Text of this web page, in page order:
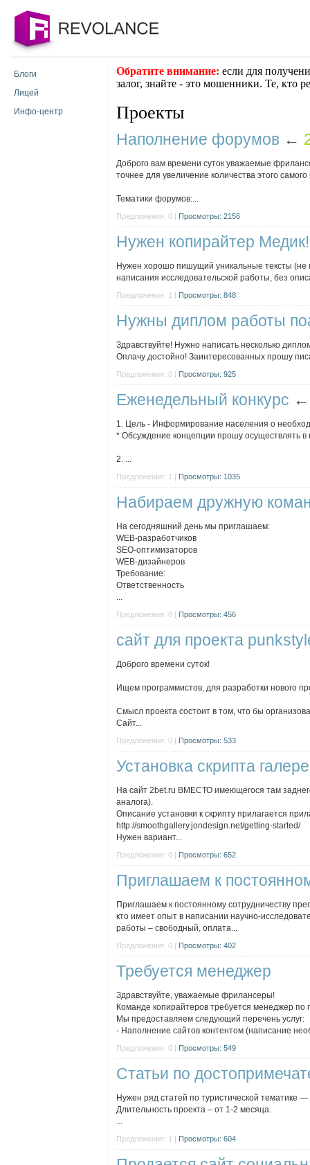
Блоги
Лицей
Инфо-центр
Обратите внимание: если для
залог, знайте - это мошенники. Те, кто
Проекты
Наполнение форумов ←
Доброго вам времени суток уважаемые
точнее для увеличение количества этого
Тематики форумов:...
Предложения: 0 | Просмотры: 2156
Нужен копирайтер Медик!
Нужен хорошо пишущий уникальные тексты
написания исследовательской работы, без
Предложения: 1 | Просмотры: 848
Нужны диплом работы
Здравствуйте! Нужно написать несколько
Оплачу достойно! Заинтересованных прошу
Предложения: 0 | Просмотры: 925
Еженедельный конкурс
1. Цель - Информирование населения о
* Обсуждение концепции прошу осуществлять в
2. ...
Предложения: 1 | Просмотры: 1035
Набираем дружную
На сегодняшний день мы приглашаем:
WEB-разработчиков
SEO-оптимизаторов
WEB-дизайнеров
Требование:
Ответственность
...
Предложения: 0 | Просмотры: 456
сайт для проекта
Доброго времени суток!
Ищем программистов, для разработки нового
Смысл проекта состоит в том, что бы
Сайт...
Предложения: 0 | Просмотры: 533
Установка скрипта
На сайт 2bet.ru ВМЕСТО имеющегося там
аналога).
Описание установки к скрипту прилагается
http://smoothgallery.jondesign.net/getting-started/
Нужен вариант...
Предложения: 0 | Просмотры: 652
Приглашаем к
Приглашаем к постоянному сотрудничеству
кто имеет опыт в написании научно-
работы – свободный, оплата...
Предложения: 0 | Просмотры: 402
Требуется менеджер
Здравствуйте, уважаемые фрилансеры!
Команде копирайтеров требуется менеджер по
Мы предоставляем следующий перечень услуг:
- Наполнение сайтов контентом (написание
Предложения: 0 | Просмотры: 549
Статьи по
Нужен ряд статей по туристической тематике
Длительность проекта – от 1-2 месяца.
...
Предложения: 1 | Просмотры: 604